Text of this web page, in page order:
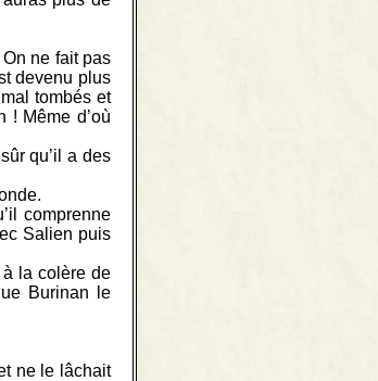
ne fait pas
devenu plus
tombés et
! Même d’où
qu’il a des
comprenne
Salien puis
à la colère de
Burinan le
ne le lâchait